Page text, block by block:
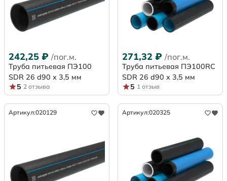
242,25 ₽ /пог.м.
Труба питьевая ПЭ100
SDR 26 d90 х 3,5 мм
5 2 отзыва
271,32 ₽ /пог.м.
Труба питьевая ПЭ100RC
SDR 26 d90 х 3,5 мм
5 1 отзыв
Артикул:020129 Артикул:020325